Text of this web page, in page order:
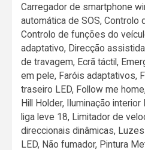
Carregador de smartphone
automática de SOS, Controlo
Controlo de funções do
adaptativo, Direcção
de travagem, Ecrã táctil,
em pele, Faróis adaptativos,
traseiro LED, Follow me
Hill Holder, Iluminação
liga leve 18, Limitador de
direccionais dinâmicas,
LED, Não fumador, Pintura